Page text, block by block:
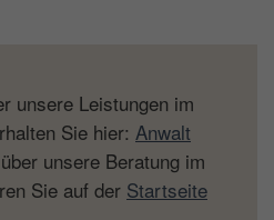
unsere Leistungen im
Sie hier: Anwalt
unsere Beratung im
Sie auf der Startseite